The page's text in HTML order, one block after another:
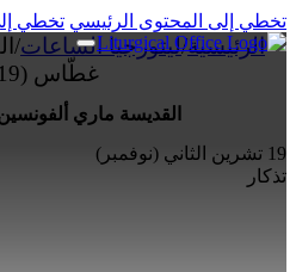
تخطي إلى المحتوى الرئيسي تخطي
الرئيسية/ليتورجيا الساعات/
غطّاس (11/19)
القديسة ماري ألفونسين
19 تشرين الثاني (نوفمبر)
تذكار